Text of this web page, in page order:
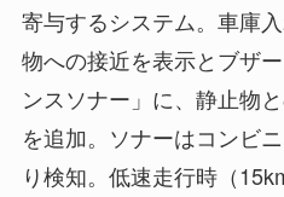
寄与するシステム。車庫
物への接近を表示とブザ
ンスソナー」に、静止物
を追加。ソナーはコンビ
り検知。低速走行時（